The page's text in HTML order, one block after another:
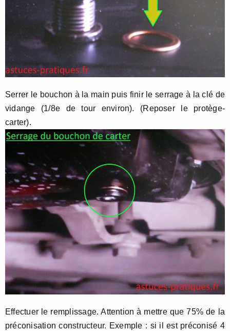
Serrer le bouchon à la main puis finir le serrage à la clé de
vidange (1/8e de tour environ). (Reposer le protège-
carter).
Effectuer le remplissage. Attention à mettre que 75% de la
préconisation constructeur. Exemple : si il est préconisé 4